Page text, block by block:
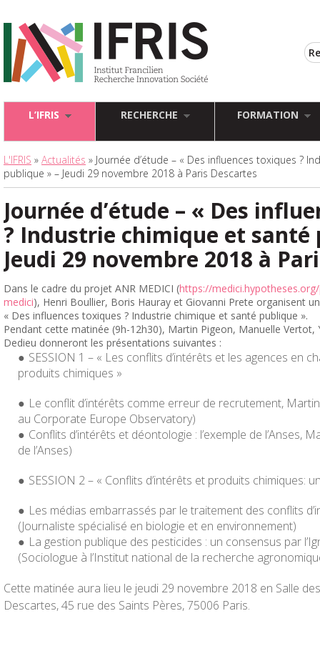
L’IFRIS RECHERCHE FORMATION
L'IFRIS » Actualités » Journée d’étude – « Des influences toxiques ?
publique » – Jeudi 29 novembre 2018 à Paris Descartes
Journée d’étude – « Des
? Industrie chimique et santé
Jeudi 29 novembre 2018 à
Dans le cadre du projet ANR MEDICI (https://
medici), Henri Boullier, Boris Hauray et Giovanni Prete organisent
« Des influences toxiques ? Industrie chimique et santé publique ».
Pendant cette matinée (9h-12h30), Martin Pigeon, Manuelle Vertot,
Dedieu donneront les présentations suivantes :
SESSION 1 – « Les conflits d’intérêts et les agences en
produits chimiques »
Le conflit d’intérêts comme erreur de recrutement,
au Corporate Europe Observatory)
Conflits d’intérêts et déontologie : l’exemple de l’Anses,
de l’Anses)
SESSION 2 – « Conflits d’intérêts et produits chimiques:
Les médias embarrassés par le traitement des conflits
(Journaliste spécialisé en biologie et en environnement)
La gestion publique des pesticides : un consensus par
(Sociologue à l’Institut national de la recherche
Cette matinée aura lieu le jeudi 29 novembre 2018 en Salle
Descartes, 45 rue des Saints Pères, 75006 Paris.